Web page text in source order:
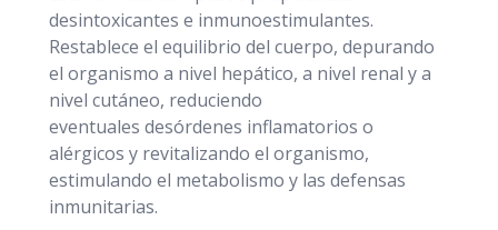
desintoxicantes e inmunoestimulantes.
Restablece el equilibrio del cuerpo, depurando
el organismo a nivel hepático, a nivel renal y a
nivel cutáneo, reduciendo
eventuales desórdenes inflamatorios o
alérgicos y revitalizando el organismo,
estimulando el metabolismo y las defensas
inmunitarias.